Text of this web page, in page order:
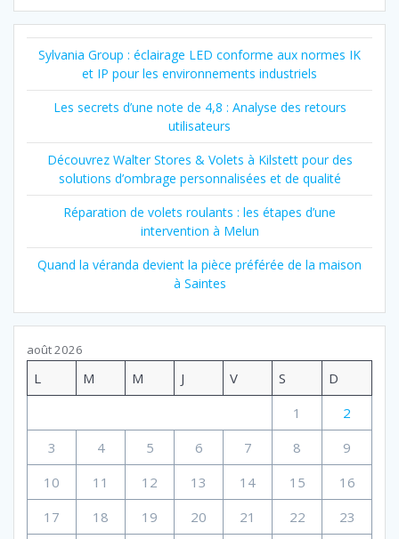
Sylvania Group : éclairage LED conforme aux normes IK
et IP pour les environnements industriels
Les secrets d’une note de 4,8 : Analyse des retours
utilisateurs
Découvrez Walter Stores & Volets à Kilstett pour des
solutions d’ombrage personnalisées et de qualité
Réparation de volets roulants : les étapes d’une
intervention à Melun
Quand la véranda devient la pièce préférée de la maison
à Saintes
août 2026
L M M J V S
D
1
2
3
4 5 6 7 8
9
10
11 12 13 14 15
16
17
18 19 20 21 22 23